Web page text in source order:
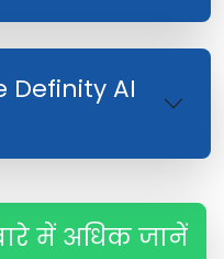
AI
में अधिक जानें